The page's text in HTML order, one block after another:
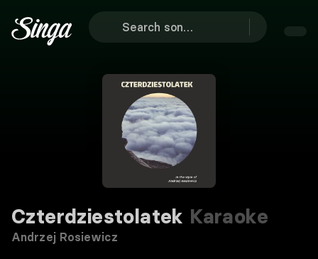
Czterdziestolatek Karaoke
Andrzej Rosiewicz